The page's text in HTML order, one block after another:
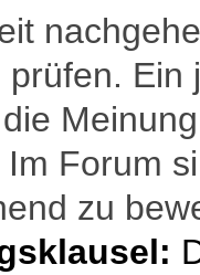
Forum
zu